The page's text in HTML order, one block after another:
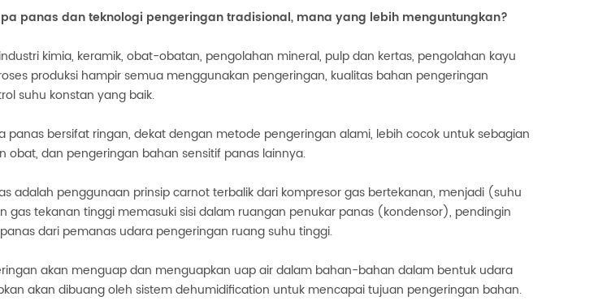
panas dan teknologi pengeringan tradisional, mana yang lebih menguntungkan?
kimia, keramik, obat-obatan, pengolahan mineral, pulp dan kertas, pengolahan kayu
produksi hampir semua menggunakan pengeringan, kualitas bahan pengeringan
suhu konstan yang baik.
panas bersifat ringan, dekat dengan metode pengeringan alami, lebih cocok untuk sebagian
obat, dan pengeringan bahan sensitif panas lainnya.
adalah penggunaan prinsip carnot terbalik dari kompresor gas bertekanan, menjadi (suhu
gas tekanan tinggi memasuki sisi dalam ruangan penukar panas (kondensor), pendingin
dari pemanas udara pengeringan ruang suhu tinggi.
akan menguap dan menguapkan uap air dalam bahan-bahan dalam bentuk udara
akan dibuang oleh sistem dehumidification untuk mencapai tujuan pengeringan bahan.